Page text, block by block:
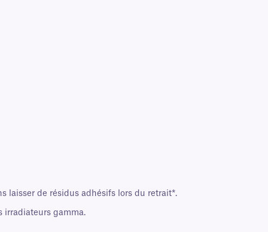
laisser de résidus adhésifs lors du retrait*.
irradiateurs gamma.